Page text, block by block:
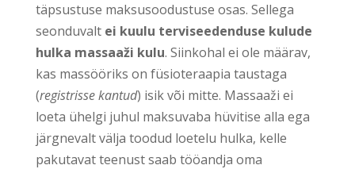
täpsustuse maksusoodustuse osas. Sellega
seonduvaltei kuulu terviseedenduse kulude
hulka massaaži kulu. Siinkohal ei ole määrav,
kas massööriks on füsioteraapia taustaga
(registrisse kantud) isik või mitte. Massaaži ei
loeta ühelgi juhul maksuvaba hüvitise alla ega
järgnevalt välja toodud loetelu hulka, kelle
pakutavat teenust saab tööandja oma